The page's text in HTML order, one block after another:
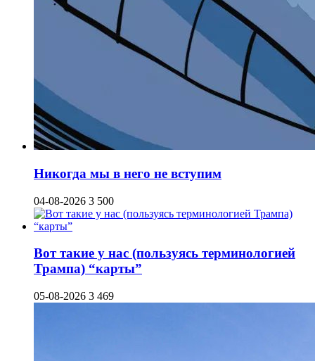
Никогда мы в него не вступим
04-08-2026 3 500
Вот такие у нас (пользуясь терминологией
Трампа) “карты”
05-08-2026 3 469